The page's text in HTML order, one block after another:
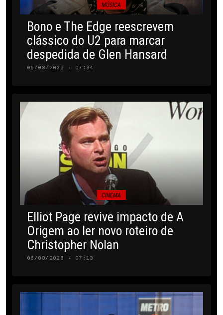
MÚSICA
Bono e The Edge reescrevem
clássico do U2 para marcar
despedida de Glen Hansard
06/08/2026 · 07:34
CINEMA
Elliot Page revive impacto de A
Origem ao ler novo roteiro de
Christopher Nolan
06/08/2026 · 07:13